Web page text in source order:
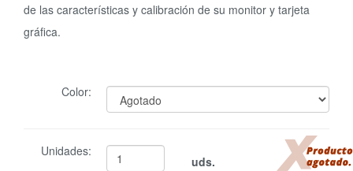
de las características y calibración de su monitor y tarjeta
gráfica.
Color:
Unidades:
uds.